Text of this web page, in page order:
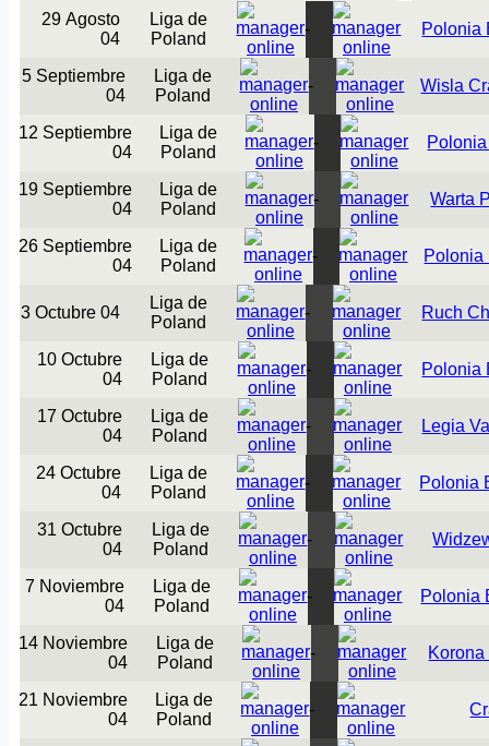
29 Agosto
04
Liga de
Poland
- Polonia
5 Septiembre
04
Liga de
Poland
- Wisla
12 Septiembre
04
Liga de
Poland
-
19 Septiembre
04
Liga de
Poland
- Warta
26 Septiembre
04
Liga de
Poland
- Polonia
3 Octubre 04
Liga de
Poland
- Ruch
10 Octubre
04
Liga de
Poland
- Polonia
17 Octubre
04
Liga de
Poland
- Legia
24 Octubre
04
Liga de
Poland
- Polonia
31 Octubre
04
Liga de
Poland
-
7 Noviembre
04
Liga de
Poland
- Polonia
14 Noviembre
04
Liga de
Poland
-
21 Noviembre
04
Liga de
Poland
-